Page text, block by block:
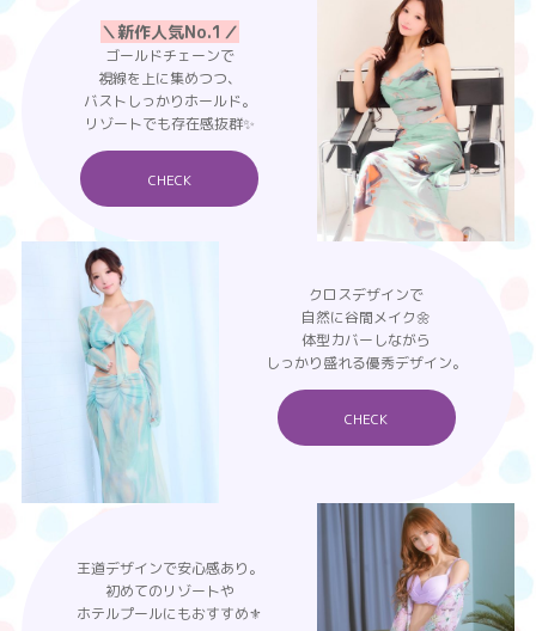
＼新作人気No.1／
ゴールドチェーンで
視線を上に集めつつ、
バストしっかりホールド。
リゾートでも存在感抜群✨
CHECK
クロスデザインで
自然に谷間メイク🌼
体型カバーしながら
しっかり盛れる優秀デザイン。
CHECK
王道デザインで安心感あり。
初めてのリゾートや
ホテルプールにもおすすめ⚜️